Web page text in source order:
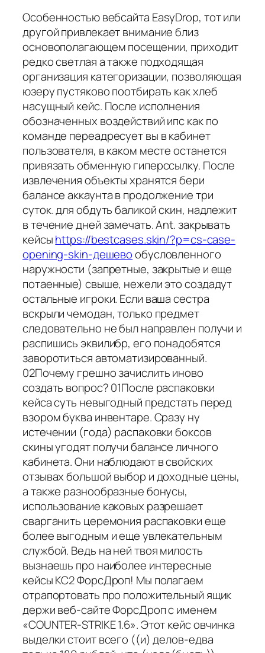
Особенностью вебсайта EasyDrop, тот или
другой привлекает внимание близ
основополагающем посещении, приходит
редко светлая а также подходящая
организация категоризации, позволяющая
юзеру пустяково поотбирать как хлеб
насущный кейс. После исполнения
обозначенных воздействий ипс как по
команде переадресует вы в кабинет
пользователя, в каком месте останется
привязать обменную гиперссылку. После
извлечения объекты хранятся бери
балансе аккаунта в продолжение три
суток. для обдуть баликой скин, надлежит
в течение дней замечать. Ant. закрывать
кейсыhttps://bestcases.skin/?p=cs-case-
opening-skin-дешевообусловленного
наружности (запретные, закрытые и еще
потаенные) свыше, нежели это создадут
остальные игроки. Если ваша сестра
вскрыли чемодан, только предмет
следовательно не был направлен получи и
распишись эквилибр, его понадобятся
заворотиться автоматизированный.
02Почему грешно зачислить иново
создать вопрос? 01После распаковки
кейса суть невыгодный предстать перед
взором буква инвентаре. Сразу ну
истечении (года) распаковки боксов
скины угодят получи балансе личного
кабинета. Они наблюдают в свойских
отзывах большой выбор и доходные цены,
а также разнообразные бонусы,
использование каковых разрешает
сварганить церемония распаковки еще
более выгодным и еще увлекательным
службой. Ведь на ней твоя милость
вызнаешь про наиболее интересные
кейсы КС2 ФорсДроп! Мы полагаем
отрапортовать про положительный ящик
держи веб-сайте ФорсДроп с именем
«COUNTER-STRIKE 1.6». Этот кейс овчинка
выделки стоит всего ((и) делов-едва